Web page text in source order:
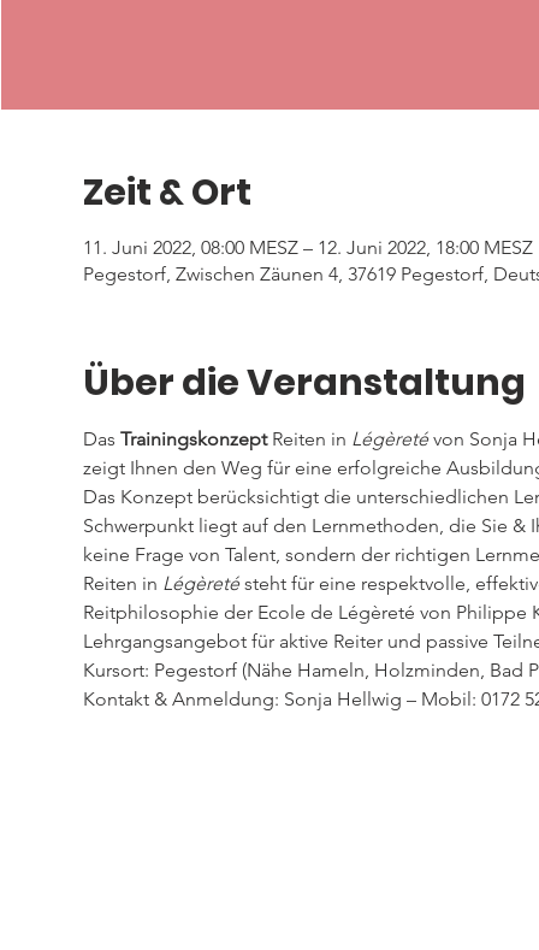
Zeit & Ort
11. Juni 2022, 08:00 MESZ – 12. Juni 2022, 18:00 MESZ
Pegestorf, Zwischen Zäunen 4, 37619 Pegestorf,
Über die Veranstaltung
Das Trainingskonzept Reiten in Légèreté von Sonja
zeigt Ihnen den Weg für eine erfolgreiche
Das Konzept berücksichtigt die unterschiedlichen
Schwerpunkt liegt auf den Lernmethoden, die Sie &
keine Frage von Talent, sondern der richtigen
Reiten in Légèreté steht für eine respektvolle,
Reitphilosophie der Ecole de Légèreté von Philippe
Lehrgangsangebot für aktive Reiter und passive
Kursort: Pegestorf (Nähe Hameln, Holzminden, Bad
Kontakt & Anmeldung: Sonja Hellwig – Mobil: 0172